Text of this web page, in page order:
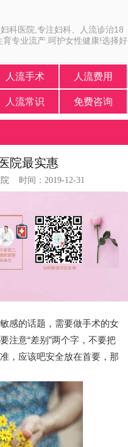
科医院,专注妇科、人流诊治18
专业流产.呵护女性健康!选择好
人流手术 人流费用
人流常识 免费咨询
院最实惠
时间：2019-12-31
的话题，需要做手术的女
注意“差别”两个字，不要把
，应该吧安全放在首要，那